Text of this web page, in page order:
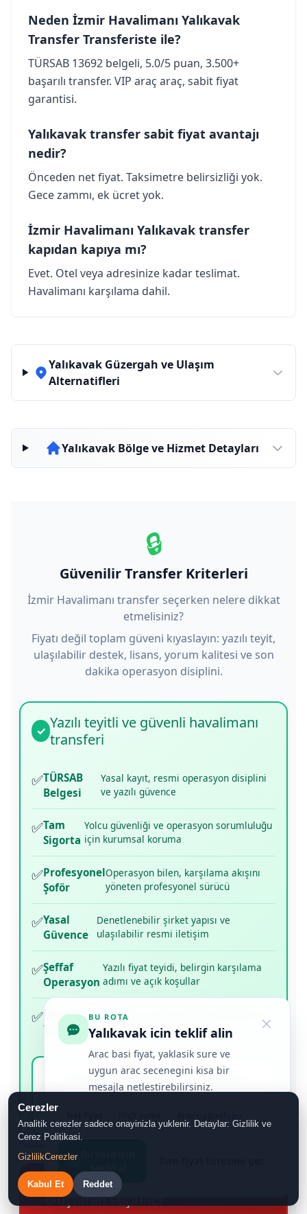
Neden İzmir Havalimanı Yalıkavak
Transfer Transferiste ile?
TÜRSAB 13692 belgeli, 5.0/5 puan, 3.500+
başarılı transfer. VIP araç araç, sabit fiyat
garantisi.
Yalıkavak transfer sabit fiyat avantajı
nedir?
Önceden net fiyat. Taksimetre belirsizliği yok.
Gece zammı, ek ücret yok.
İzmir Havalimanı Yalıkavak transfer
kapıdan kapıya mı?
Evet. Otel veya adresinize kadar teslimat.
Havalimanı karşılama dahil.
Yalıkavak Güzergah ve Ulaşım
Alternatifleri
Yalıkavak Bölge ve Hizmet Detayları
🔒
Güvenilir Transfer Kriterleri
İzmir Havalimanı transfer seçerken nelere dikkat
etmelisiniz?
Fiyatı değil toplam güveni kıyaslayın: yazılı teyit,
ulaşılabilir destek, lisans, yorum kalitesi ve son
dakika operasyon disiplini.
✓ Yazılı teyitli ve güvenli havalimanı
transferi
✅TÜRSAB
Belgesi
Yasal kayıt, resmi operasyon disiplini
ve yazılı güvence
✅Tam
Sigorta
Yolcu güvenliği ve operasyon sorumluluğu
için kurumsal koruma
✅Profesyonel
Şoför
Operasyon bilen, karşılama akışını
yöneten profesyonel sürücü
✅Yasal
Güvence
Denetlenebilir şirket yapısı ve
ulaşılabilir resmi iletişim
✅Şeffaf
Operasyon
Yazılı fiyat teyidi, belirgin karşılama
adımı ve açık koşullar
✅ Müşteri
Yorumları
Google 5+ puan, gerçek yorumlar ve
görünür hizmet geçmişi
🏆
Transferiste Güven Standardı
⛔DİKKAT: Havalimanında risk
oluşturan seçimler
BU ROTA
Yalıkavak icin teklif alin
Arac basi fiyat, yaklasik sure ve
uygun arac secenegini kisa bir
mesajla netlestirebilirsiniz.
Cerezler
Analitik cerezler sadece onayinizla yuklenir. Detaylar: Gizlilik ve
Cerez Politikasi.
GizlilikCerezler
Kabul Et Reddet